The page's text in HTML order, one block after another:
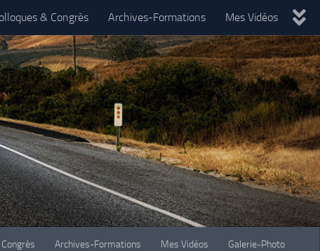
& Congrès Archives-Formations Mes Vidéos
Archives-Formations Mes Vidéos Galerie-Photo